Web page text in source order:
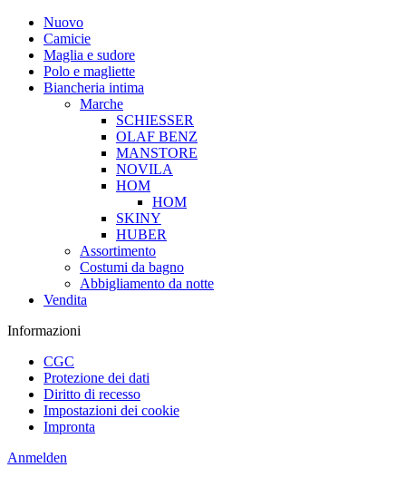
Nuovo
Camicie
Maglia e sudore
Polo e magliette
Biancheria intima
Marche
SCHIESSER
OLAF BENZ
MANSTORE
NOVILA
HOM
HOM
SKINY
HUBER
Assortimento
Costumi da bagno
Abbigliamento da notte
Vendita
Informazioni
CGC
Protezione dei dati
Diritto di recesso
Impostazioni dei cookie
Impronta
Anmelden